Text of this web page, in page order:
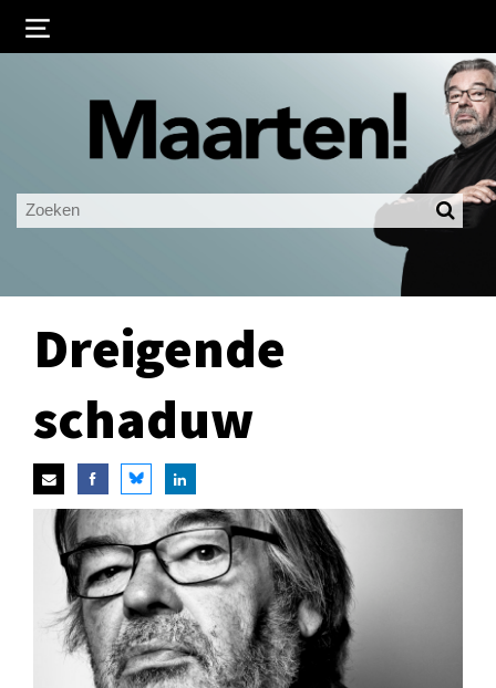
Ingelogd blijven
LOGIN
Dreigende
schaduw